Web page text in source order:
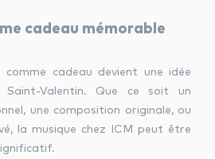
cadeau mémorable
cadeau devient une idée
Valentin. Que ce soit un
une composition originale, ou
la musique chez ICM peut être